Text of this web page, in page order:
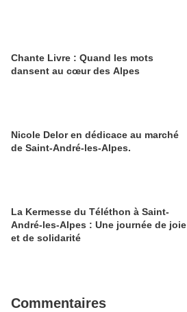
Chante Livre : Quand les mots
dansent au cœur des Alpes
Nicole Delor en dédicace au marché
de Saint-André-les-Alpes.
La Kermesse du Téléthon à Saint-
André-les-Alpes : Une journée de joie
et de solidarité
Commentaires